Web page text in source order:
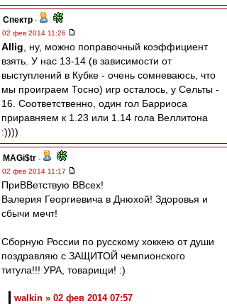
Спектр -
02 фев 2014 11:26
Allig , ну, можно поправочный коэффициент
взять. У нас 13-14 (в зависимости от
выступлений в Кубке - очень сомневаюсь, что
мы проиграем Тосно) игр осталось, у Сельты -
16. Соответственно, один гол Барриоса
приравняем к 1.23 или 1.14 гола Веллитона
:))))
MAGi$tr -
02 фев 2014 11:17
ПриВВетствую ВВсех!
Валерия Георгиевича в Днюхой! Здоровья и
сбычи мечт!
Сборную России по русскому хоккею от души
поздравляю с ЗАЩИТОЙ чемпионского
титула!!! УРА, товарищи! :)
walkin » 02 фев 2014 07:57